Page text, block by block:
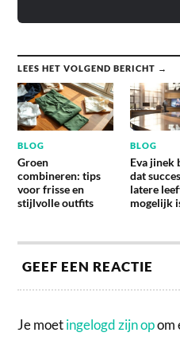
LEES HET VOLGEND BERICHT →
BLOG
Groen
combineren: tips
voor frisse en
stijlvolle outfits
BLOG
Eva jinek
dat
latere
mogelijk
GEEF EEN REACTIE
Je moetingelogd zijn opom